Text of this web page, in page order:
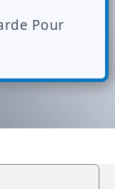
Pour